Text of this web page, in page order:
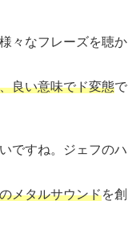
々なフレーズを聴か
良い意味でド変態で
ですね。ジェフのハ
メタルサウンドを創